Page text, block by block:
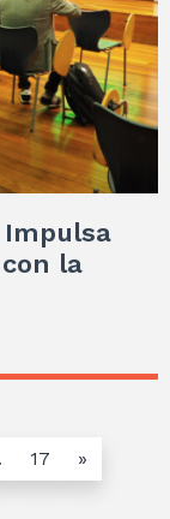
la
17 »